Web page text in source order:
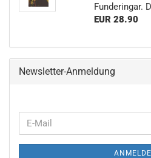
Funderingar.
EUR 28.90
Newsletter-Anmeldung
WEITER
ZUR
NEWSLETTER-
E-
Mail